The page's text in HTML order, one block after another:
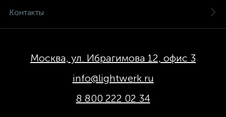
Контакты
Москва, ул. Ибрагимова 12, офис 3
info@lightwerk.ru
8 800 222 02 34